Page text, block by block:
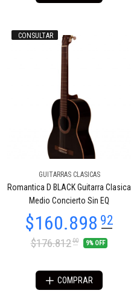
CONSULTAR
GUITARRAS CLASICAS
Romantica D BLACK Guitarra Clasica
Medio Concierto Sin EQ
$176.81200 9% OFF
COMPRAR
12